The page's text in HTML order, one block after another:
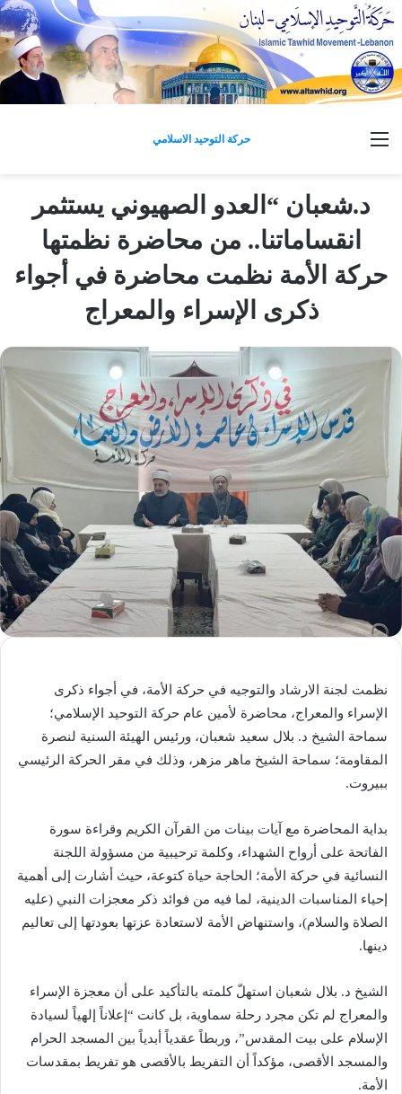
حركة التوحيد الاسلامي القائمة
د.شعبان “العدو الصهيوني يستثمر
انقساماتنا.. من محاضرة نظمتها
حركة الأمة نظمت محاضرة في أجواء
ذكرى الإسراء والمعراج
نظمت لجنة الارشاد والتوجيه في حركة الأمة، في أجواء ذكرى
الإسراء والمعراج، محاضرة لأمين عام حركة التوحيد الإسلامي؛
سماحة الشيخ د. بلال سعيد شعبان، ورئيس الهيئة السنية لنصرة
المقاومة؛ سماحة الشيخ ماهر مزهر، وذلك في مقر الحركة الرئيسي
ببيروت.
بداية المحاضرة مع آيات بينات من القرآن الكريم وقراءة سورة
الفاتحة على أرواح الشهداء، وكلمة ترحيبية من مسؤولة اللجنة
النسائية في حركة الأمة؛ الحاجة حياة كتوعة، حيث أشارت إلى أهمية
إحياء المناسبات الدينية، لما فيه من فوائد ذكر معجزات النبي (عليه
الصلاة والسلام)، واستنهاض الأمة لاستعادة عزتها بعودتها إلى تعاليم
دينها.
الشيخ د. بلال شعبان استهلّ كلمته بالتأكيد على أن معجزة الإسراء
والمعراج لم تكن مجرد رحلة سماوية، بل كانت “إعلاناً إلهياً لسيادة
الإسلام على بيت المقدس”، وربطاً عقدياً أبدياً بين المسجد الحرام
والمسجد الأقصى، مؤكداً أن التفريط بالأقصى هو تفريط بمقدسات
الأمة.